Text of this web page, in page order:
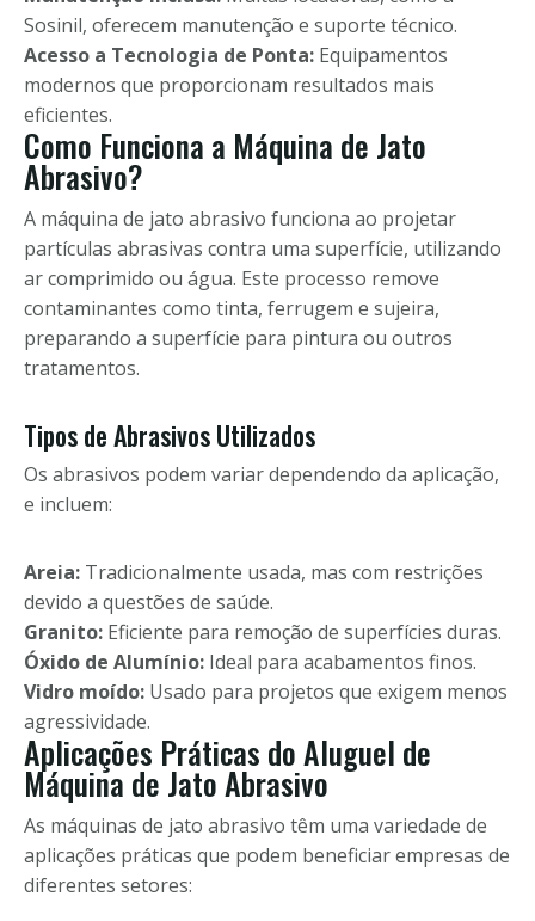
Sosinil, oferecem manutenção e suporte técnico.
Acesso a Tecnologia de Ponta: Equipamentos
modernos que proporcionam resultados mais
eficientes.
Como Funciona a Máquina de Jato
Abrasivo?
A máquina de jato abrasivo funciona ao projetar
partículas abrasivas contra uma superfície, utilizando
ar comprimido ou água. Este processo remove
contaminantes como tinta, ferrugem e sujeira,
preparando a superfície para pintura ou outros
tratamentos.
Tipos de Abrasivos Utilizados
Os abrasivos podem variar dependendo da aplicação,
e incluem:
Areia: Tradicionalmente usada, mas com restrições
devido a questões de saúde.
Granito: Eficiente para remoção de superfícies duras.
Óxido de Alumínio: Ideal para acabamentos finos.
Vidro moído: Usado para projetos que exigem menos
agressividade.
Aplicações Práticas do Aluguel de
Máquina de Jato Abrasivo
As máquinas de jato abrasivo têm uma variedade de
aplicações práticas que podem beneficiar empresas de
diferentes setores: